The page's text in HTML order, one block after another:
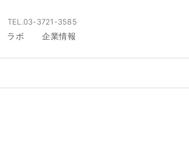
TEL.03-3721-3585
ラボ 企業情報